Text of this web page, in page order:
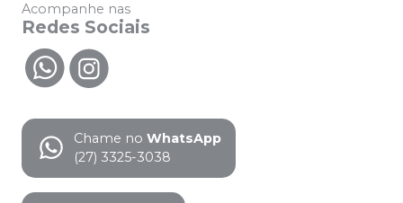
Acompanhe nas
Redes Sociais
Chame no WhatsApp
(27) 3325-3038